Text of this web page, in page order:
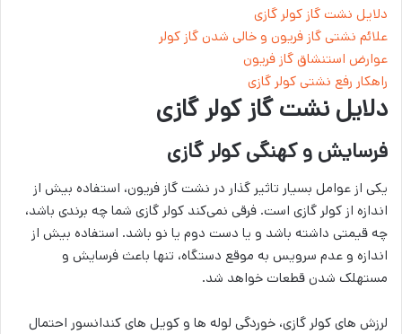
دلایل نشت گاز کولر گازی
علائم نشتی گاز فریون و خالی شدن گاز کولر
عوارض استنشاق گاز فریون
راهکار رفع نشتی کولر گازی
دلایل نشت گاز کولر گازی
فرسایش و کهنگی کولر گازی
یکی از عوامل بسیار تاثیر گذار در نشت گاز فریون، استفاده بیش از
اندازه از کولر گازی است. فرقی نمی‌کند کولر گازی شما چه برندی باشد،
چه قیمتی داشته باشد و یا دست دوم یا نو باشد. استفاده بیش از
اندازه و عدم سرویس به موقع دستگاه، تنها باعث فرسایش و
مستهلک شدن قطعات خواهد شد.
لرزش های کولر گازی، خوردگی لوله ها و کویل های کندانسور احتمال